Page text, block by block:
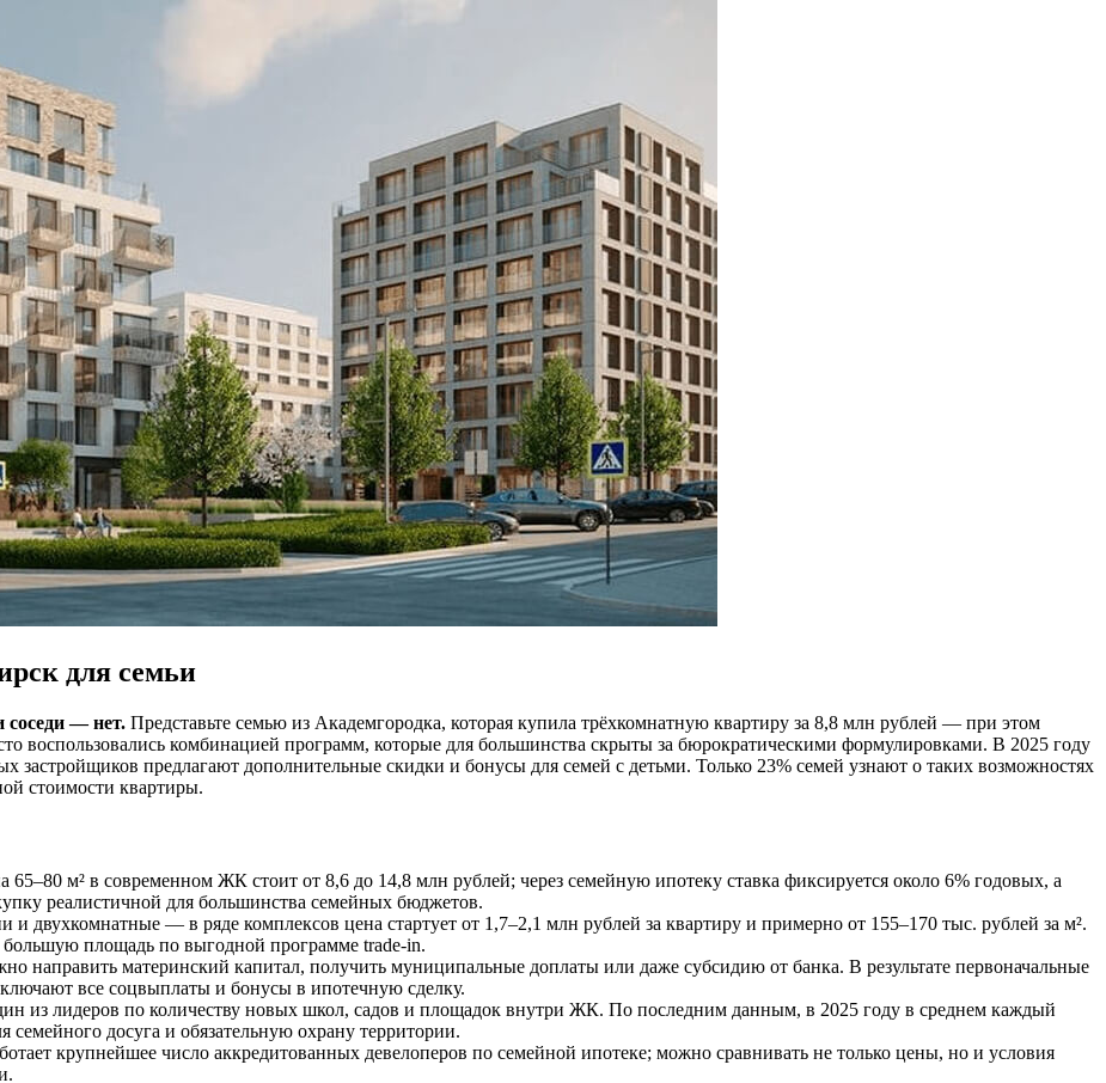
для семьи
соседи — нет. Представьте семью из Академгородка, которая купила трёхкомнатную квартиру за 8,8 млн рублей — при этом
воспользовались комбинацией программ, которые для большинства скрыты за бюрократическими формулировками. В 2025 году
застройщиков предлагают дополнительные скидки и бонусы для семей с детьми. Только 23% семей узнают о таких возможностях
стоимости квартиры.
65–80 м² в современном ЖК стоит от 8,6 до 14,8 млн рублей; через семейную ипотеку ставка фиксируется около 6% годовых, а
реалистичной для большинства семейных бюджетов.
и двухкомнатные — в ряде комплексов цена стартует от 1,7–2,1 млн рублей за квартиру и примерно от 155–170 тыс. рублей за м².
большую площадь по выгодной программе trade-in.
направить материнский капитал, получить муниципальные доплаты или даже субсидию от банка. В результате первоначальные
все соцвыплаты и бонусы в ипотечную сделку.
из лидеров по количеству новых школ, садов и площадок внутри ЖК. По последним данным, в 2025 году в среднем каждый
досуга и обязательную охрану территории.
крупнейшее число аккредитованных девелоперов по семейной ипотеке; можно сравнивать не только цены, но и условия